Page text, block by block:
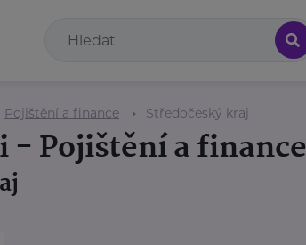
Pojištění a finance Středočeský kraj
- Pojištění a finance